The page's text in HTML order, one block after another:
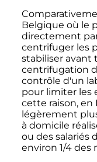
Belgique où le
directement
centrifuger les
stabiliser avant
centrifugation
contrôle d'un
pour limiter les
cette raison, en
légèrement
à domicile
ou des salariés
environ 1/4 des